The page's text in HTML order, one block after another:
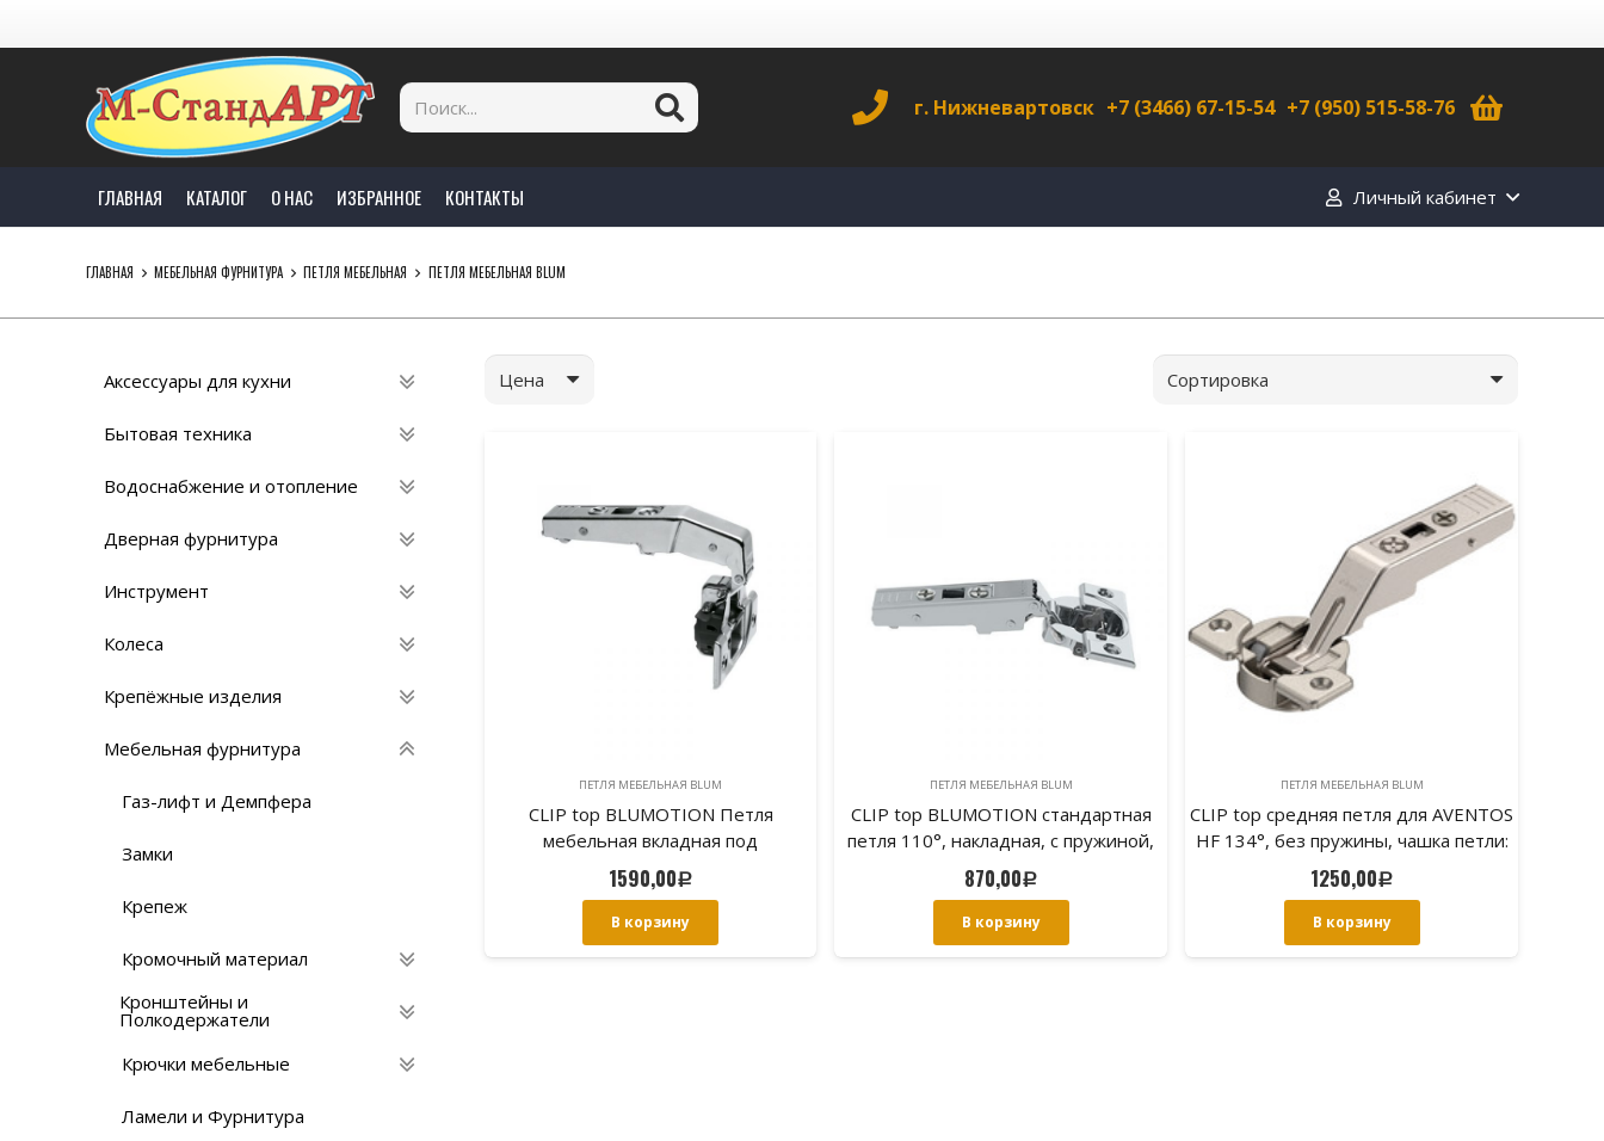
г. Нижневартовск +7 (3466) 67-15-54 +7 (950) 515-58-76
ГЛАВНАЯ КАТАЛОГ О НАС ИЗБРАННОЕ КОНТАКТЫ Личный кабинет
ГЛАВНАЯ МЕБЕЛЬНАЯ ФУРНИТУРА ПЕТЛЯ МЕБЕЛЬНАЯ ПЕТЛЯ МЕБЕЛЬНАЯ BLUM
Аксессуары для кухни
Бытовая техника
Водоснабжение и отопление
Дверная фурнитура
Инструмент
Колеса
Крепёжные изделия
Мебельная фурнитура
Газ-лифт и Демпфера
Замки
Крепеж
Кромочный материал
Кронштейны и
Полкодержатели
Крючки мебельные
Ламели и Фурнитура
Цена
ПЕТЛЯ МЕБЕЛЬНАЯ BLUM
CLIP top BLUMOTION Петля
мебельная вкладная под
фальшпанель 83°
1590,00Р
В корзину
ПЕТЛЯ МЕБЕЛЬНАЯ BLUM
CLIP top BLUMOTION стандартная
петля 110°, накладная, с пружиной,
чашка петли: на шурупы
870,00Р
В корзину
ПЕТЛЯ МЕБЕЛЬНАЯ BLUM
CLIP top средняя петля для AVENTOS
HF 134°, без пружины, чашка петли:
на шурупы
1250,00Р
В корзину